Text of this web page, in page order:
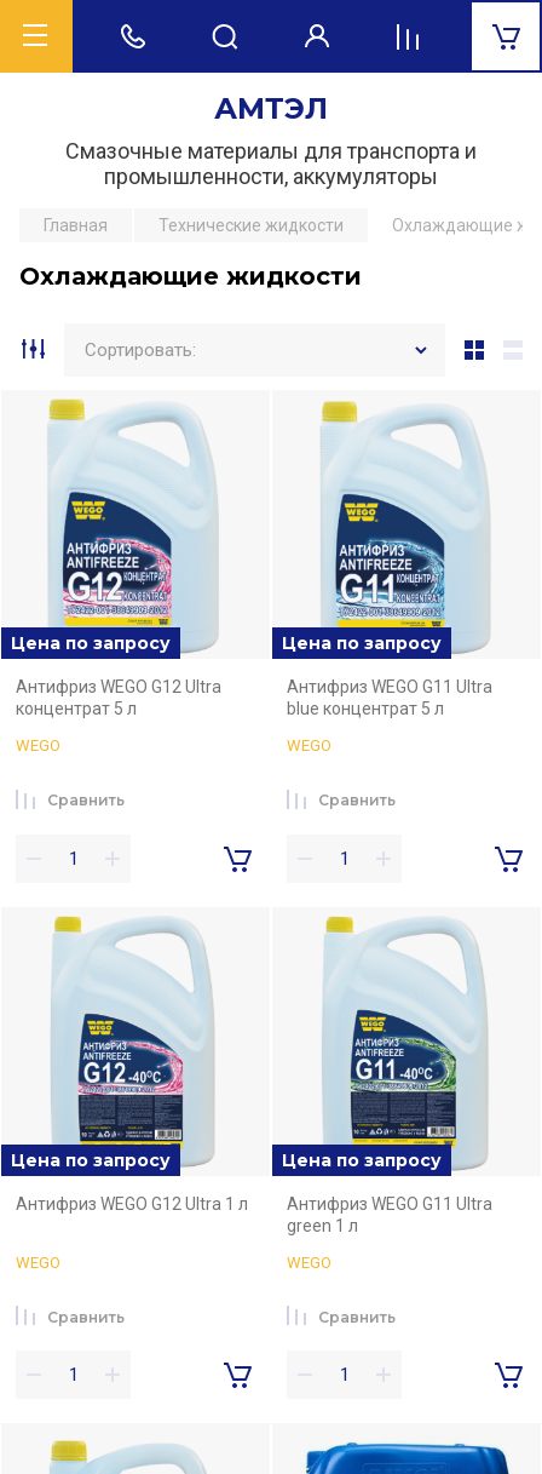
АМТЭЛ
Смазочные материалы для транспорта и
промышленности, аккумуляторы
Главная Технические жидкости Охлаждающие
Охлаждающие жидкости
Сортировать:
Цена по запросу
Антифриз WEGO G12 Ultra
концентрат 5 л
WEGO
Сравнить
Цена по запросу
Антифриз WEGO G11 Ultra
blue концентрат 5 л
WEGO
Сравнить
Цена по запросу
Антифриз WEGO G12 Ultra 1 л
WEGO
Сравнить
Цена по запросу
Антифриз WEGO G11 Ultra
green 1 л
WEGO
Сравнить